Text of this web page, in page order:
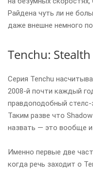
Райдена чуть ли не
даже внешне немного
Tenchu: Stealth
Серия Tenchu
2008-й почти каждый
правдоподобный
Таким разве что
назвать — это вообще
Именно первые две
когда речь заходит о